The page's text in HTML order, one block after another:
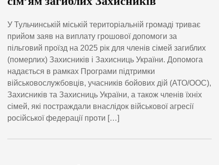
У Тульчинській міській територіальній громаді триває
прийом заяв на виплату грошової допомоги за
пільговий проїзд на 2025 рік для членів сімей загиблих
(померлих) Захисників і Захисниць України. Допомога
надається в рамках Програми підтримки
військовослужбовців, учасників бойових дій (АТО/ООС),
Захисників та Захисниць України, а також членів їхніх
сімей, які постраждали внаслідок військової агресії
російської федерації проти […]